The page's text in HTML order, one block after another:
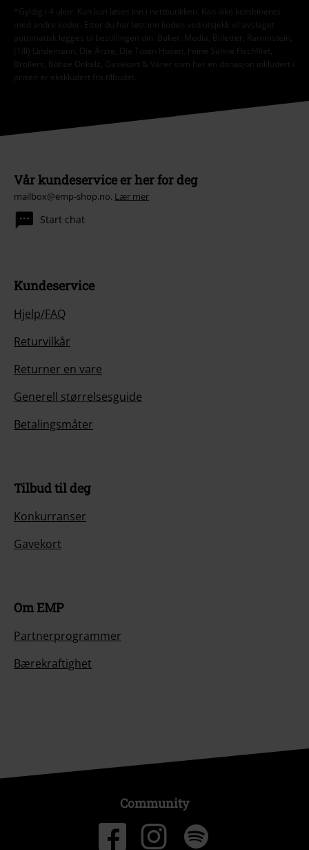
*Gyldig i 4 uker. Kan kun løses inn i nettbutikken. Kan ikke kombineres
med andre koder. Etter du har løst inn koden ved utsjekk vil avslaget
automatisk legges til bestillingen din. Bøker, Media, Billetter, Rammstein,
(Till) Lindemann, Die Ärzte, Die Toten Hosen, Feine Sahne Fischfilet,
Broilers, Böhse Onkelz, Gavekort & Varer som har en donasjon inkludert i
prisen er ekskludert fra tilbudet.
Vår kundeservice er her for deg
mailbox@emp-shop.no. Lær mer
Start chat
Kundeservice
Hjelp/FAQ
Returvilkår
Returner en vare
Generell størrelsesguide
Betalingsmåter
Tilbud til deg
Konkurranser
Gavekort
Om EMP
Partnerprogrammer
Bærekraftighet
Community